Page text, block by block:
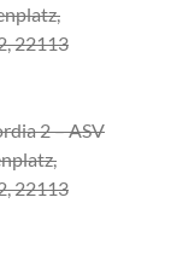
22113
2 – ASV
22113